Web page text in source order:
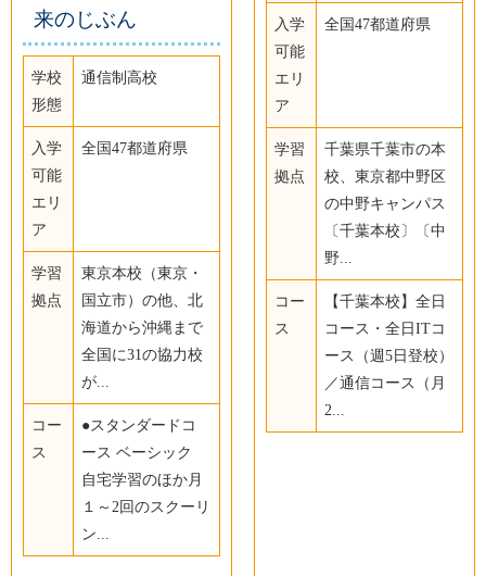
来のじぶん
学校
形態
通信制高校
入学
可能
エリ
ア
全国47都道府県
学習
拠点
東京本校（東京・
国立市）の他、北
海道から沖縄まで
全国に31の協力校
が...
コー
ス
●スタンダードコ
ース ベーシック
自宅学習のほか月
１～2回のスクーリ
ン...
入学
可能
エリ
ア
全国47都道府県
学習
拠点
千葉県千葉市の本
校、東京都中野区
の中野キャンパス
〔千葉本校〕〔中
野...
コー
ス
【千葉本校】全日
コース・全日ITコ
ース（週5日登校）
／通信コース（月
2...